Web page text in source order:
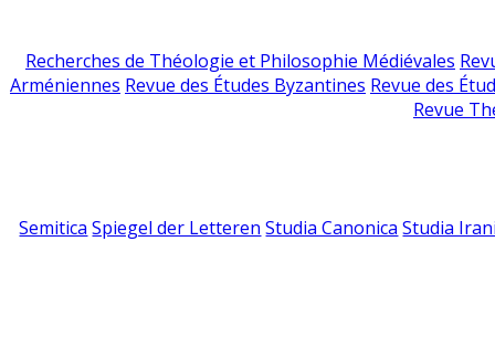
Recherches de Théologie et Philosophie Médiévales
Arméniennes Revue des Études Byzantines Revue des
Revue
Semitica Spiegel der Letteren Studia Canonica Studia